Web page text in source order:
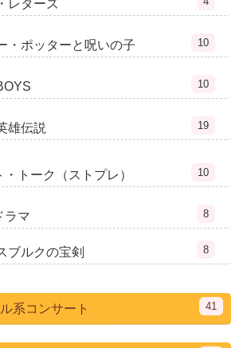
レターズ
・ポッターと呪いの子 10
10
雄伝説 19
・トーク（ストプレ） 10
ラマ 8
ブルクの宝剣 8
系コンサート 41